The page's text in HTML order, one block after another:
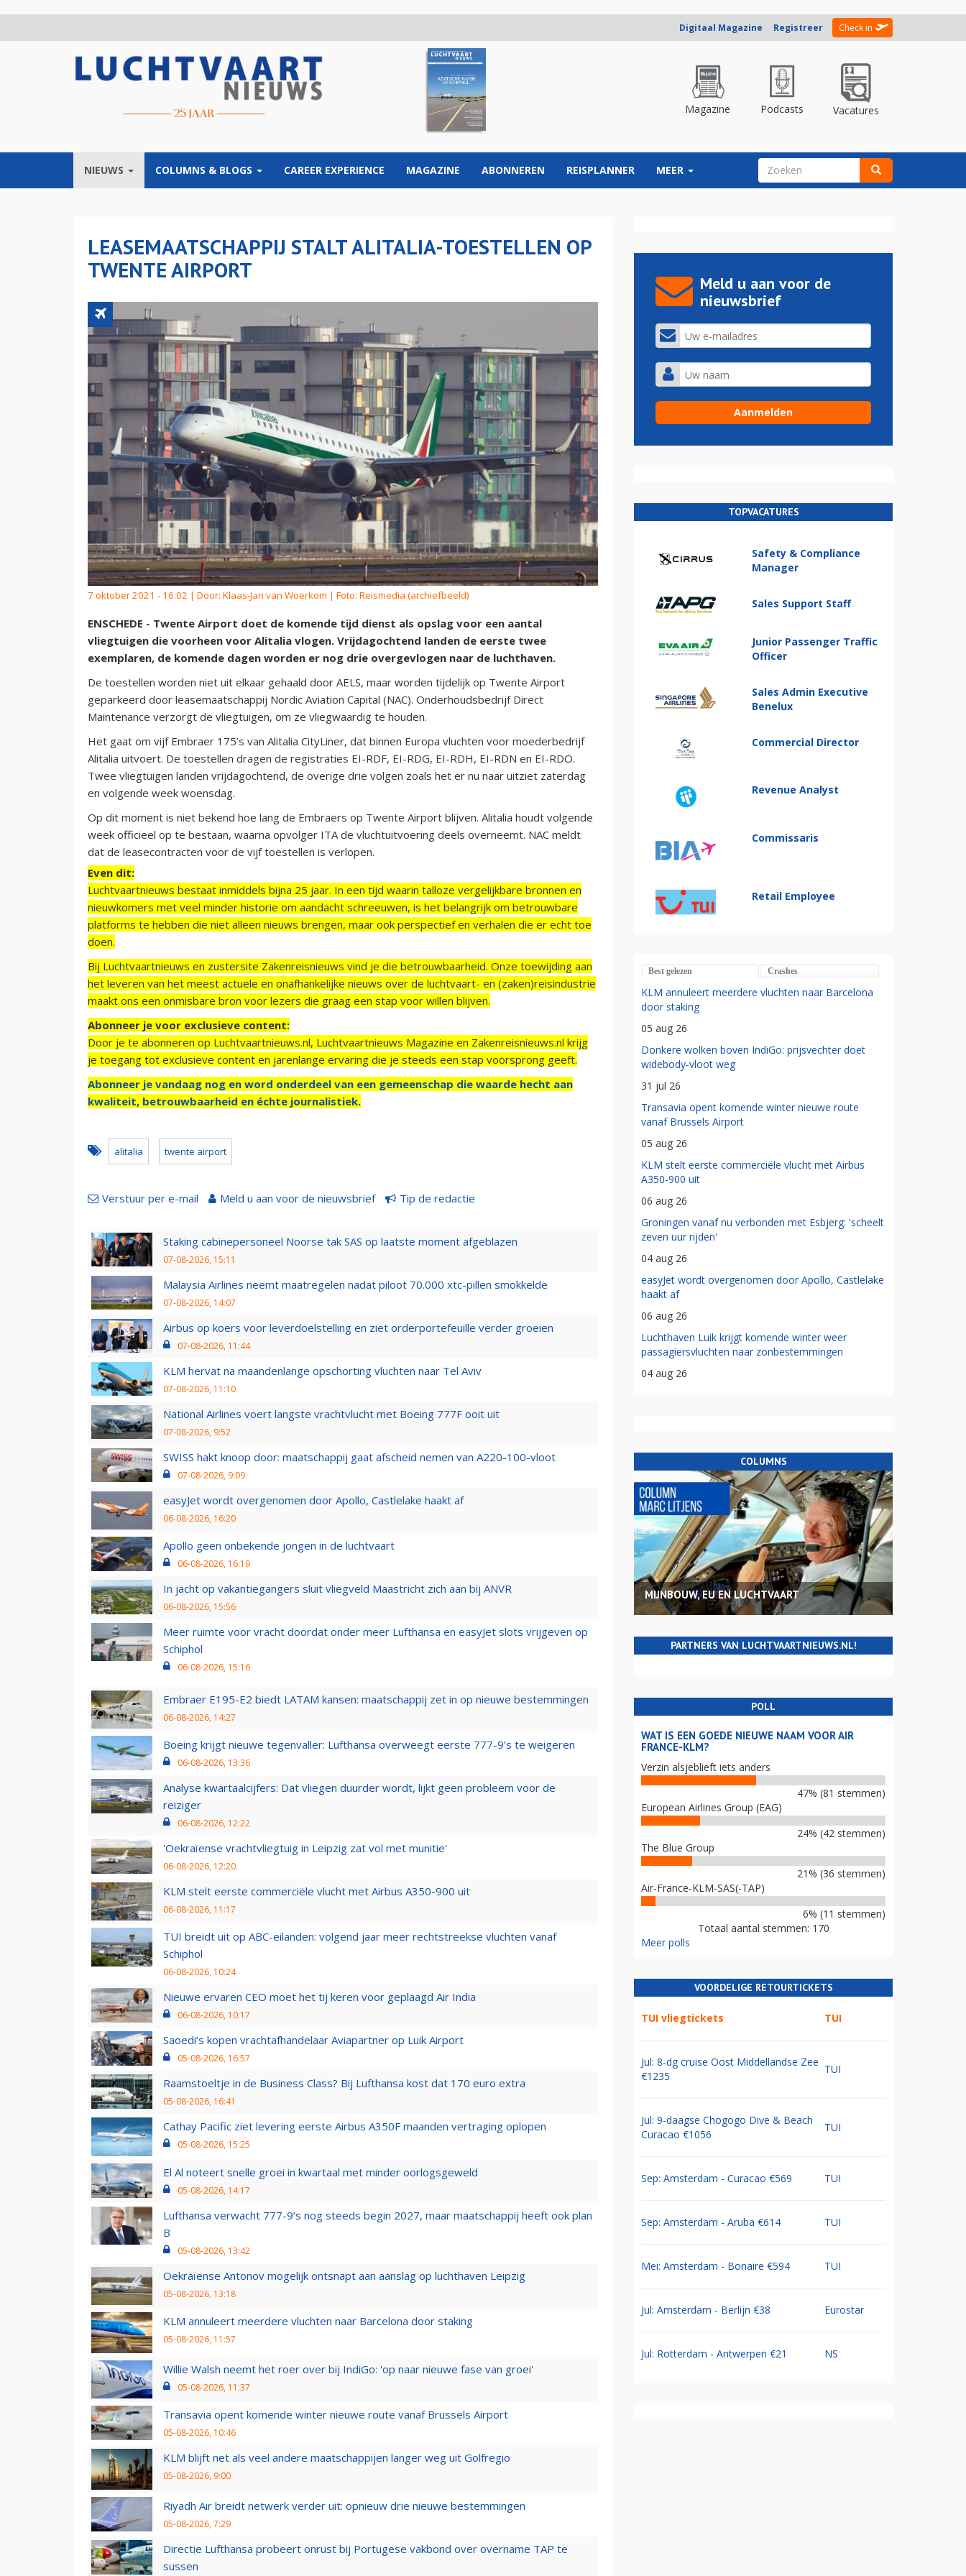
Digitaal Magazine Registreer Check in
Magazine Podcasts Vacatures
NIEUWS COLUMNS & BLOGS CAREER EXPERIENCE MAGAZINE ABONNEREN REISPLANNER MEER ZOEKVELD
LEASEMAATSCHAPPIJ STALT ALITALIA-TOESTELLEN OP
TWENTE AIRPORT
7 oktober 2021 - 16:02 | Door: Klaas-Jan van Woerkom | Foto: Reismedia (archiefbeeld)
ENSCHEDE - Twente Airport doet de komende tijd dienst als opslag voor een aantal
vliegtuigen die voorheen voor Alitalia vlogen. Vrijdagochtend landen de eerste twee
exemplaren, de komende dagen worden er nog drie overgevlogen naar de luchthaven.
De toestellen worden niet uit elkaar gehaald door AELS, maar worden tijdelijk op Twente Airport
geparkeerd door leasemaatschappij Nordic Aviation Capital (NAC). Onderhoudsbedrijf Direct
Maintenance verzorgt de vliegtuigen, om ze vliegwaardig te houden.
Het gaat om vijf Embraer 175’s van Alitalia CityLiner, dat binnen Europa vluchten voor moederbedrijf
Alitalia uitvoert. De toestellen dragen de registraties EI-RDF, EI-RDG, EI-RDH, EI-RDN en EI-RDO.
Twee vliegtuigen landen vrijdagochtend, de overige drie volgen zoals het er nu naar uitziet zaterdag
en volgende week woensdag.
Op dit moment is niet bekend hoe lang de Embraers op Twente Airport blijven. Alitalia houdt volgende
week officieel op te bestaan, waarna opvolger ITA de vluchtuitvoering deels overneemt. NAC meldt
dat de leasecontracten voor de vijf toestellen is verlopen.
Even dit:
Luchtvaartnieuws bestaat inmiddels bijna 25 jaar. In een tijd waarin talloze vergelijkbare bronnen en
nieuwkomers met veel minder historie om aandacht schreeuwen, is het belangrijk om betrouwbare
platforms te hebben die niet alleen nieuws brengen, maar ook perspectief en verhalen die er echt toe
doen.
Bij Luchtvaartnieuws en zustersite Zakenreisnieuws vind je die betrouwbaarheid. Onze toewijding aan
het leveren van het meest actuele en onafhankelijke nieuws over de luchtvaart- en (zaken)reisindustrie
maakt ons een onmisbare bron voor lezers die graag een stap voor willen blijven.
Abonneer je voor exclusieve content:
Door je te abonneren op Luchtvaartnieuws.nl, Luchtvaartnieuws Magazine en Zakenreisnieuws.nl krijg
je toegang tot exclusieve content en jarenlange ervaring die je steeds een stap voorsprong geeft.
Abonneer je vandaag nog en word onderdeel van een gemeenschap die waarde hecht aan
kwaliteit, betrouwbaarheid en échte journalistiek.
alitalia twente airport
Verstuur per e-mail Meld u aan voor de nieuwsbrief Tip de redactie
Staking cabinepersoneel Noorse tak SAS op laatste moment afgeblazen
07-08-2026, 15:11
Malaysia Airlines neemt maatregelen nadat piloot 70.000 xtc-pillen smokkelde
07-08-2026, 14:07
Airbus op koers voor leverdoelstelling en ziet orderportefeuille verder groeien
07-08-2026, 11:44
KLM hervat na maandenlange opschorting vluchten naar Tel Aviv
07-08-2026, 11:10
National Airlines voert langste vrachtvlucht met Boeing 777F ooit uit
07-08-2026, 9:52
SWISS hakt knoop door: maatschappij gaat afscheid nemen van A220-100-vloot
07-08-2026, 9:09
easyJet wordt overgenomen door Apollo, Castlelake haakt af
06-08-2026, 16:20
Apollo geen onbekende jongen in de luchtvaart
06-08-2026, 16:19
In jacht op vakantiegangers sluit vliegveld Maastricht zich aan bij ANVR
06-08-2026, 15:56
Meer ruimte voor vracht doordat onder meer Lufthansa en easyJet slots vrijgeven op
Schiphol
06-08-2026, 15:16
Embraer E195-E2 biedt LATAM kansen: maatschappij zet in op nieuwe bestemmingen
06-08-2026, 14:27
Boeing krijgt nieuwe tegenvaller: Lufthansa overweegt eerste 777-9’s te weigeren
06-08-2026, 13:36
Analyse kwartaalcijfers: Dat vliegen duurder wordt, lijkt geen probleem voor de
reiziger
06-08-2026, 12:22
'Oekraïense vrachtvliegtuig in Leipzig zat vol met munitie'
06-08-2026, 12:20
KLM stelt eerste commerciële vlucht met Airbus A350-900 uit
06-08-2026, 11:17
TUI breidt uit op ABC-eilanden: volgend jaar meer rechtstreekse vluchten vanaf
Schiphol
06-08-2026, 10:24
Nieuwe ervaren CEO moet het tij keren voor geplaagd Air India
06-08-2026, 10:17
Saoedi’s kopen vrachtafhandelaar Aviapartner op Luik Airport
05-08-2026, 16:57
Raamstoeltje in de Business Class? Bij Lufthansa kost dat 170 euro extra
05-08-2026, 16:41
Cathay Pacific ziet levering eerste Airbus A350F maanden vertraging oplopen
05-08-2026, 15:25
El Al noteert snelle groei in kwartaal met minder oorlogsgeweld
05-08-2026, 14:17
Lufthansa verwacht 777-9’s nog steeds begin 2027, maar maatschappij heeft ook plan
B
05-08-2026, 13:42
Oekraïense Antonov mogelijk ontsnapt aan aanslag op luchthaven Leipzig
05-08-2026, 13:18
KLM annuleert meerdere vluchten naar Barcelona door staking
05-08-2026, 11:57
Willie Walsh neemt het roer over bij IndiGo: 'op naar nieuwe fase van groei'
05-08-2026, 11:37
Transavia opent komende winter nieuwe route vanaf Brussels Airport
05-08-2026, 10:46
KLM blijft net als veel andere maatschappijen langer weg uit Golfregio
05-08-2026, 9:00
Riyadh Air breidt netwerk verder uit: opnieuw drie nieuwe bestemmingen
05-08-2026, 7:29
Directie Lufthansa probeert onrust bij Portugese vakbond over overname TAP te
sussen
Meld u aan voor de
nieuwsbrief
TOPVACATURES
Safety & Compliance
Manager
Sales Support Staff
Junior Passenger Traffic
Officer
Sales Admin Executive
Benelux
Commercial Director
Revenue Analyst
Commissaris
Retail Employee
Best gelezen Crashes
KLM annuleert meerdere vluchten naar Barcelona
door staking
05 aug 26
Donkere wolken boven IndiGo: prijsvechter doet
widebody-vloot weg
31 jul 26
Transavia opent komende winter nieuwe route
vanaf Brussels Airport
05 aug 26
KLM stelt eerste commerciële vlucht met Airbus
A350-900 uit
06 aug 26
Groningen vanaf nu verbonden met Esbjerg: 'scheelt
zeven uur rijden'
04 aug 26
easyJet wordt overgenomen door Apollo, Castlelake
haakt af
06 aug 26
Luchthaven Luik krijgt komende winter weer
passagiersvluchten naar zonbestemmingen
04 aug 26
COLUMNS
MIJNBOUW, EU EN LUCHTVAART
PARTNERS VAN LUCHTVAARTNIEUWS.NL!
POLL
WAT IS EEN GOEDE NIEUWE NAAM VOOR AIR
FRANCE-KLM?
Verzin alsjeblieft iets anders
47% (81 stemmen)
European Airlines Group (EAG)
24% (42 stemmen)
The Blue Group
21% (36 stemmen)
Air-France-KLM-SAS(-TAP)
6% (11 stemmen)
Totaal aantal stemmen: 170
Meer polls
VOORDELIGE RETOURTICKETS
TUI vliegtickets TUI
Jul: 8-dg cruise Oost Middellandse Zee
€1235
TUI
Jul: 9-daagse Chogogo Dive & Beach
Curacao €1056
TUI
Sep: Amsterdam - Curacao €569 TUI
Sep: Amsterdam - Aruba €614 TUI
Mei: Amsterdam - Bonaire €594 TUI
Jul: Amsterdam - Berlijn €38 Eurostar
Jul: Rotterdam - Antwerpen €21 NS